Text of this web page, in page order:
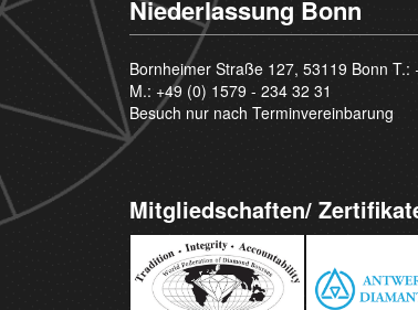
Niederlassung Bonn
Bornheimer Straße 127, 53119 Bonn T.:
M.: +49 (0) 1579 - 234 32 31
Besuch nur nach Terminvereinbarung
Mitgliedschaften/